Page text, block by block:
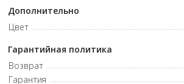
Дополнительно
Цвет
Гарантийная политика
Возврат
Гарантия